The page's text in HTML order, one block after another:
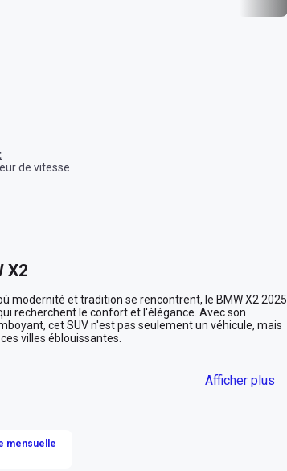
de vitesse
X2
modernité et tradition se rencontrent, le BMW X2 2025
recherchent le confort et l'élégance. Avec son
cet SUV n'est pas seulement un véhicule, mais
villes éblouissantes.
sur le paysage urbain futuriste. Ses lignes
des conversations partout où il passe.
Afficher plus
mensuelle